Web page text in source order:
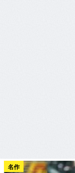
名作